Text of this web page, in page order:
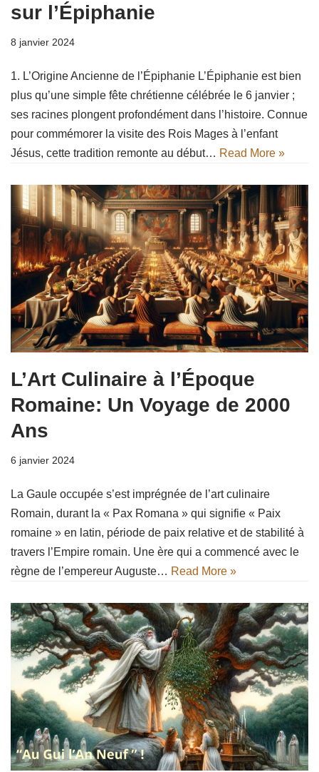
sur l’Épiphanie
8 janvier 2024
1. L’Origine Ancienne de l’Épiphanie L’Épiphanie est bien
plus qu’une simple fête chrétienne célébrée le 6 janvier ;
ses racines plongent profondément dans l’histoire. Connue
pour commémorer la visite des Rois Mages à l’enfant
Jésus, cette tradition remonte au début… Read More »
L’Art Culinaire à l’Époque
Romaine: Un Voyage de 2000
Ans
6 janvier 2024
La Gaule occupée s’est imprégnée de l’art culinaire
Romain, durant la « Pax Romana » qui signifie « Paix
romaine » en latin, période de paix relative et de stabilité à
travers l’Empire romain. Une ère qui a commencé avec le
règne de l’empereur Auguste… Read More »